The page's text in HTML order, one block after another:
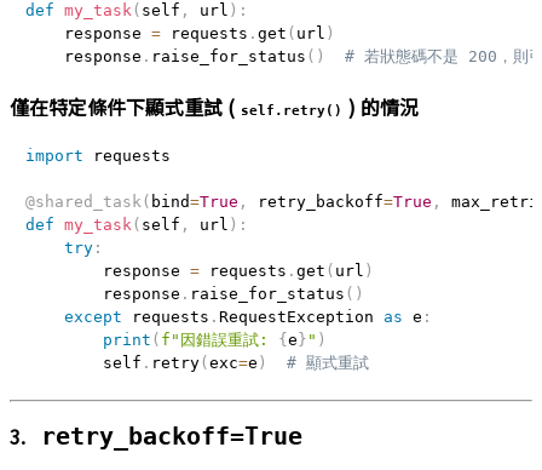
def my_task( self , url ) :
    response
= requests . get ( url )
    response
. raise_for_status ( ) # 若狀態碼不是 200，則
僅在特定條件下顯式重試 ( self.retry() ) 的情況
import requests
@shared_task ( bind=True , retry_backoff=True ,
def my_task ( self , url ) :
try:
        response
= requests . get ( url )
        response
. raise_for_status ( )
except requests . RequestException as e :
print ( f"因錯誤重試: {e} " )
        self
. retry(exc=e ) # 顯式重試
3. retry_backoff=True